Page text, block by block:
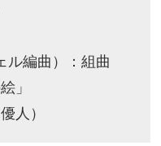
ル編曲）：組曲
」
人）